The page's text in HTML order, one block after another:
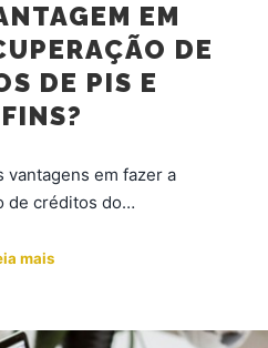
EM
DE
DE PIS E
vantagens em fazer a
de créditos do…
mais